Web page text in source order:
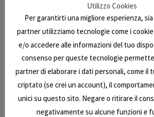
Tutti i mezzi sono verificati,
preparati per la vendita perché
checkup completi, dalla verifica
infiltrazioni alla scocca, dal mobilio
tutto con la garanzia di conformità
Cerca il tuo prossimo camper o la
chiamaci (075 60 94 51) per
appuntamento con il nostro
Utilizzo Cookies
Per garantirti una migliore esperienza,
partner utilizziamo tecnologie come i
e/o accedere alle informazioni del tuo
consenso per queste tecnologie
partner di elaborare i dati personali, come il
criptato (se crei un account), il
unici su questo sito. Negare o ritirare il
negativamente su alcune funzioni e